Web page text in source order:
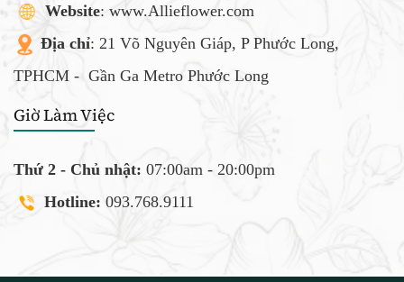
Website: www.Allieflower.com
Địa chỉ: 21 Võ Nguyên Giáp, P Phước Long,
TPHCM - Gần Ga Metro Phước Long
Giờ Làm Việc
Thứ 2 - Chủ nhật: 07:00am - 20:00pm
Hotline: 093.768.9111